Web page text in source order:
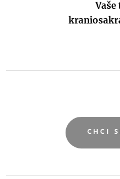
Vaše
CHCI